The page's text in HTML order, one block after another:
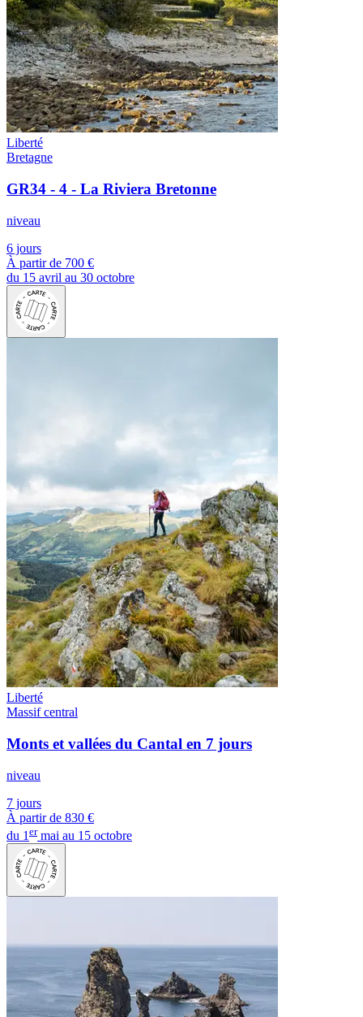
Liberté
Bretagne
GR34 - 4 - La Riviera Bretonne
niveau
6 jours
À partir de 700 €
du 15 avril au 30 octobre
Liberté
Massif central
Monts et vallées du Cantal en 7 jours
niveau
7 jours
À partir de 830 €
du 1 ermai au 15 octobre